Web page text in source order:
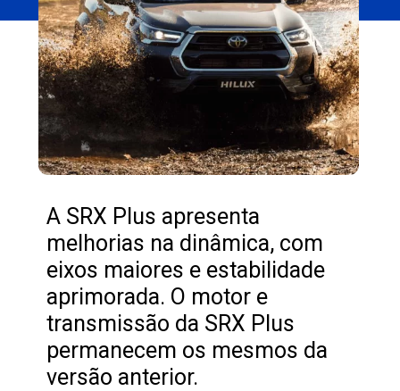
A SRX Plus apresenta
melhorias na dinâmica, com
eixos maiores e estabilidade
aprimorada. O motor e
transmissão da SRX Plus
permanecem os mesmos da
versão anterior.